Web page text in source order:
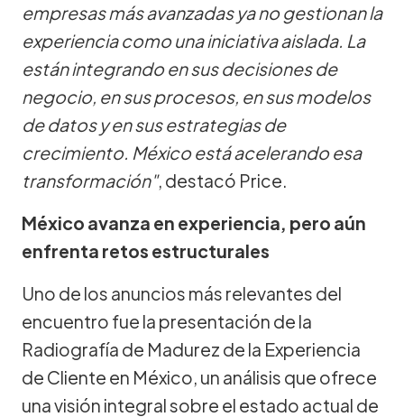
empresas más avanzadas ya no gestionan la
experiencia como una iniciativa aislada. La
están integrando en sus decisiones de
negocio, en sus procesos, en sus modelos
de datos y en sus estrategias de
crecimiento. México está acelerando esa
transformación", destacó Price.
México avanza en experiencia, pero aún
enfrenta retos estructurales
Uno de los anuncios más relevantes del
encuentro fue la presentación de la
Radiografía de Madurez de la Experiencia
de Cliente en México, un análisis que ofrece
una visión integral sobre el estado actual de